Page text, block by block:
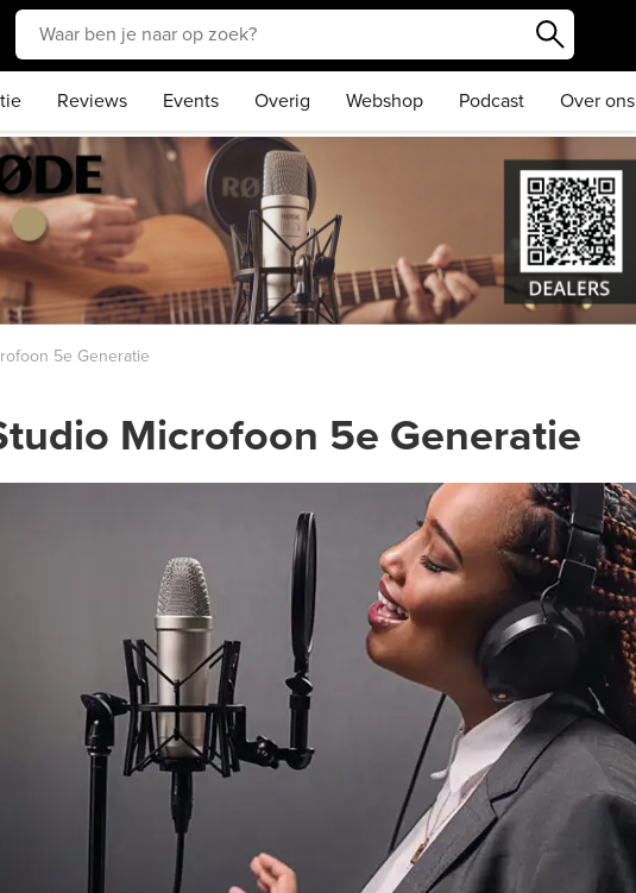
Reviews Events Overig Webshop Podcast Over ons
5e Generatie
Microfoon 5e Generatie